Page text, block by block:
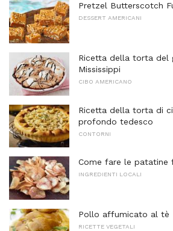
Pretzel Butterscotch
DESSERT AMERICANI
Ricetta della torta del
Mississippi
CIBO AMERICANO
Ricetta della torta di
profondo tedesco
CONTORNI
Come fare le
INGREDIENTI LOCALI
Pollo affumicato al tè
RICETTE VEGETALI